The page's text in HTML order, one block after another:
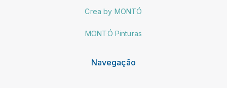
Crea by MONTÓ
MONTÓ Pinturas
Navegação